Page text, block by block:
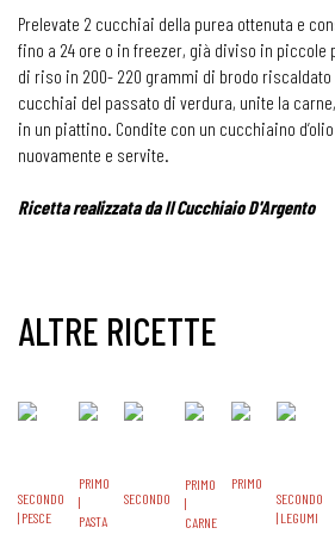
Prelevate 2 cucchiai della purea ottenuta e
fino a 24 ore o in freezer, già diviso in
di riso in 200- 220 grammi di brodo
cucchiai del passato di verdura, unite la
in un piattino. Condite con un cucchiaino
nuovamente e servite.
Ricetta realizzata da Il Cucchiaio D'Argento
ALTRE RICETTE
SECONDO
| PESCE
PRIMO
|
PASTA
SECONDO
PRIMO
|
CARNE
PRIMO
SECONDO
| LEGUMI